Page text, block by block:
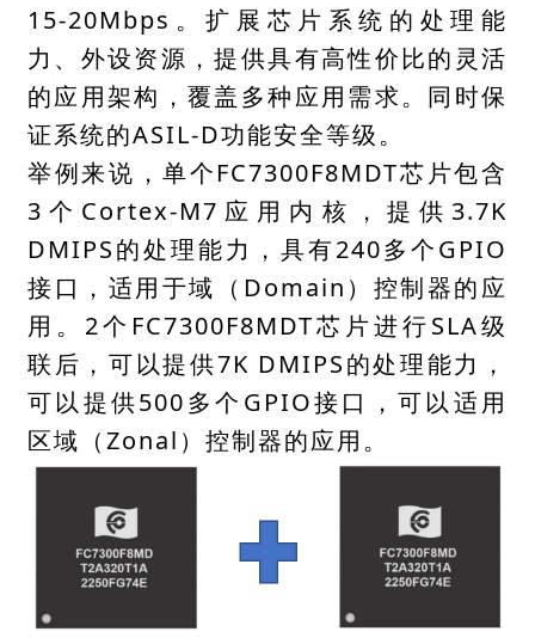
15-20Mbps。扩展芯片系统的处理能
力、外设资源，提供具有高性价比的灵活
的应用架构，覆盖多种应用需求。同时保
证系统的ASIL-D功能安全等级。
举例来说，单个FC7300F8MDT芯片包含
3个Cortex-M7应用内核，提供3.7K
DMIPS的处理能力，具有240多个GPIO
接口，适用于域（Domain）控制器的应
用。2个FC7300F8MDT芯片进行SLA级
联后，可以提供7K DMIPS的处理能力，
可以提供500多个GPIO接口，可以适用
区域（Zonal）控制器的应用。